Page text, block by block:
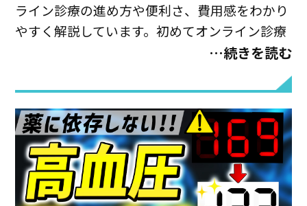
ライン診療の進め方や便利さ、費用感をわかり
やすく解説しています。初めてオンライン診療
を利用する方も、ぜひ参考にしてみてくださ
…続きを読む